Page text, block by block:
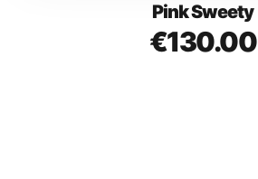
Pink Sweety
€130.00